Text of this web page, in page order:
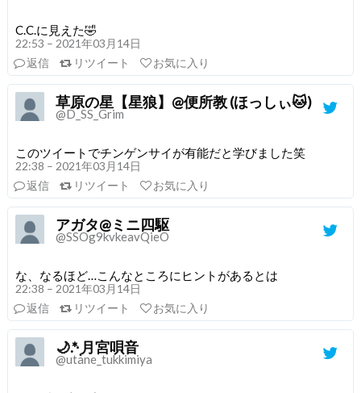
C.C.に見えた🤣
22:53 – 2021年03月14日
返信
リツイート お気に入り
草原の星【星狼】@便所教 (ほっしぃ🐱)
@D_SS_Grim
このツイートでチンゲンサイが有能だと学びました笑
22:38 – 2021年03月14日
返信
リツイート お気に入り
アガタ@ミニ四駆
@SSOg9kvkeavQieO
な、なるほど…こんなところにヒントがあるとは
22:38 – 2021年03月14日
返信
リツイート お気に入り
🌙.*·̩͙月宮唄音
@utane_tukkimiya